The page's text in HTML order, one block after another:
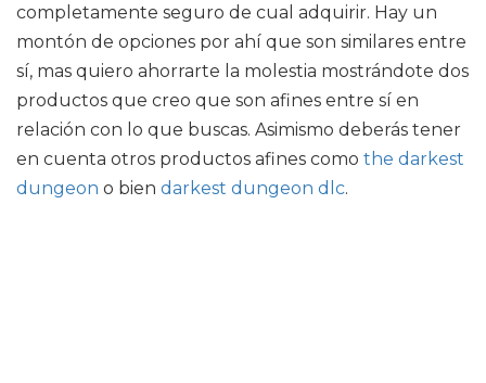
completamente seguro de cual adquirir. Hay un
montón de opciones por ahí que son similares entre
sí, mas quiero ahorrarte la molestia mostrándote dos
productos que creo que son afines entre sí en
relación con lo que buscas. Asimismo deberás tener
en cuenta otros productos afines como the darkest
dungeon o bien darkest dungeon dlc.